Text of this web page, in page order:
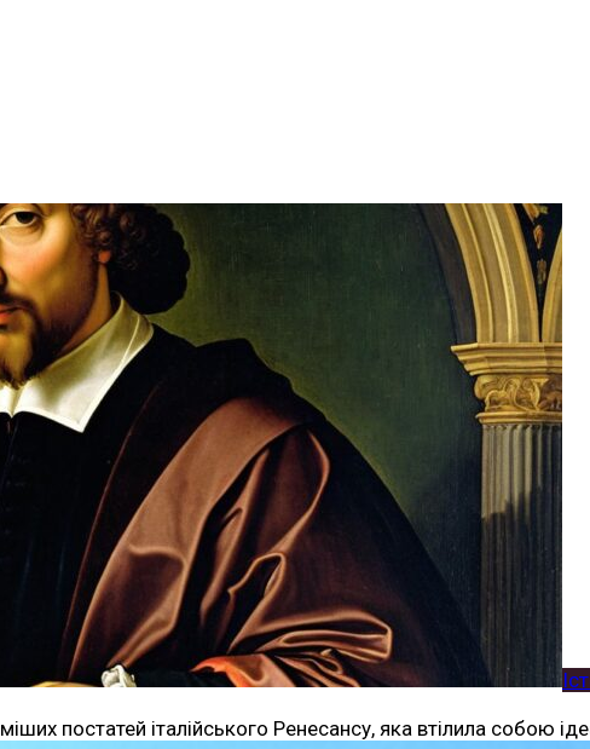
постатей італійського Ренесансу, яка втілила собою